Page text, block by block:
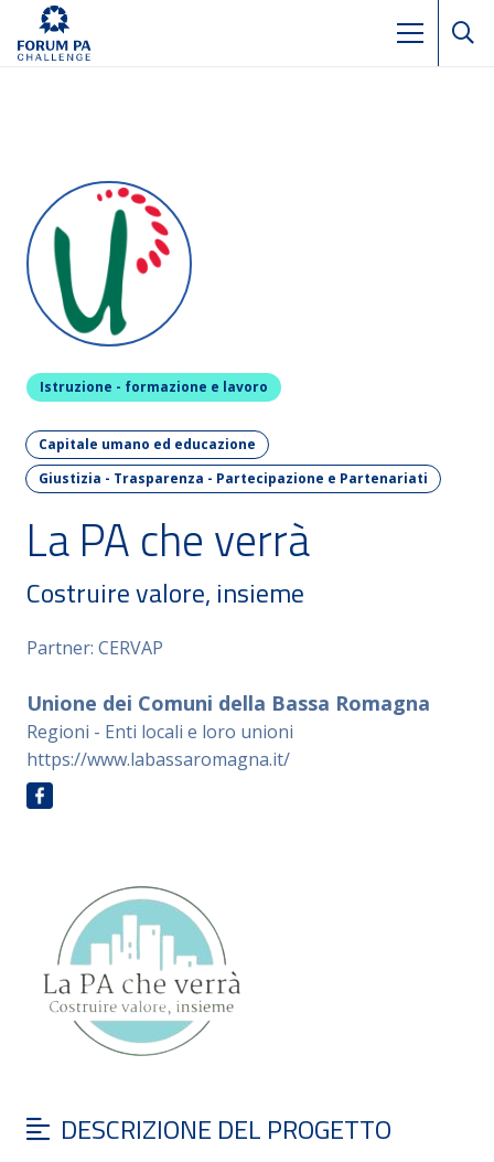
Istruzione - formazione e lavoro
Capitale umano ed educazione
Giustizia - Trasparenza - Partecipazione e Partenariati
La PA che verrà
Costruire valore, insieme
Partner: CERVAP
Unione dei Comuni della Bassa Romagna
Regioni - Enti locali e loro unioni
https://www.labassaromagna.it/
DESCRIZIONE DEL PROGETTO